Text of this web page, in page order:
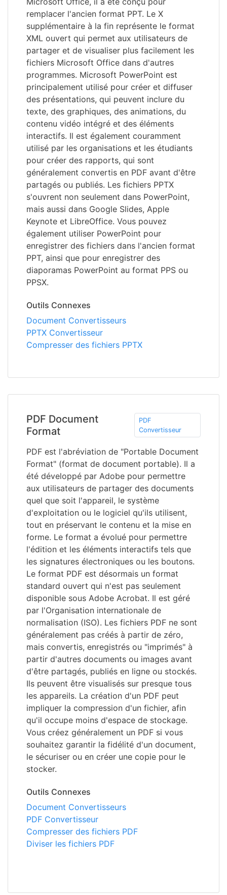
remplacer l'ancien format PPT. Le X
supplémentaire à la fin représente le format
XML ouvert qui permet aux utilisateurs de
partager et de visualiser plus facilement les
fichiers Microsoft Office dans d'autres
programmes. Microsoft PowerPoint est
principalement utilisé pour créer et diffuser
des présentations, qui peuvent inclure du
texte, des graphiques, des animations, du
contenu vidéo intégré et des éléments
interactifs. Il est également couramment
utilisé par les organisations et les étudiants
pour créer des rapports, qui sont
généralement convertis en PDF avant d'être
partagés ou publiés. Les fichiers PPTX
s'ouvrent non seulement dans PowerPoint,
mais aussi dans Google Slides, Apple
Keynote et LibreOffice. Vous pouvez
également utiliser PowerPoint pour
enregistrer des fichiers dans l'ancien format
PPT, ainsi que pour enregistrer des
diaporamas PowerPoint au format PPS ou
PPSX.
Outils Connexes
Document Convertisseurs
PPTX Convertisseur
Compresser des fichiers PPTX
PDF Document
Format
PDF
Convertisseur
PDF est l'abréviation de "Portable Document
Format" (format de document portable). Il a
été développé par Adobe pour permettre
aux utilisateurs de partager des documents
quel que soit l'appareil, le système
d'exploitation ou le logiciel qu'ils utilisent,
tout en préservant le contenu et la mise en
forme. Le format a évolué pour permettre
l'édition et les éléments interactifs tels que
les signatures électroniques ou les boutons.
Le format PDF est désormais un format
standard ouvert qui n'est pas seulement
disponible sous Adobe Acrobat. Il est géré
par l'Organisation internationale de
normalisation (ISO). Les fichiers PDF ne sont
généralement pas créés à partir de zéro,
mais convertis, enregistrés ou "imprimés" à
partir d'autres documents ou images avant
d'être partagés, publiés en ligne ou stockés.
Ils peuvent être visualisés sur presque tous
les appareils. La création d'un PDF peut
impliquer la compression d'un fichier, afin
qu'il occupe moins d'espace de stockage.
Vous créez généralement un PDF si vous
souhaitez garantir la fidélité d'un document,
le sécuriser ou en créer une copie pour le
stocker.
Outils Connexes
Document Convertisseurs
PDF Convertisseur
Compresser des fichiers PDF
Diviser les fichiers PDF